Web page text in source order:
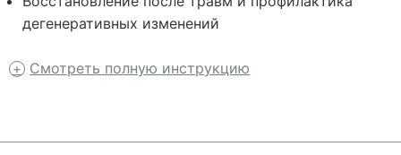
дегенеративных изменений
Смотреть полную инструкцию